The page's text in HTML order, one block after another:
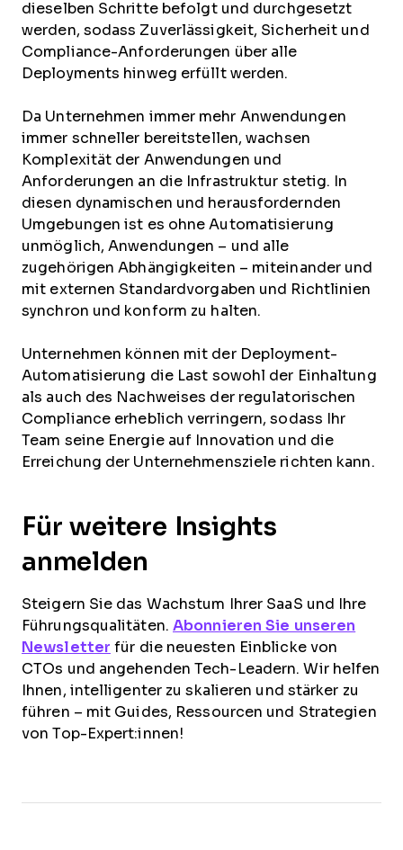
dieselben Schritte befolgt und durchgesetzt
werden, sodass Zuverlässigkeit, Sicherheit und
Compliance-Anforderungen über alle
Deployments hinweg erfüllt werden.
Da Unternehmen immer mehr Anwendungen
immer schneller bereitstellen, wachsen
Komplexität der Anwendungen und
Anforderungen an die Infrastruktur stetig. In
diesen dynamischen und herausfordernden
Umgebungen ist es ohne Automatisierung
unmöglich, Anwendungen – und alle
zugehörigen Abhängigkeiten – miteinander und
mit externen Standardvorgaben und Richtlinien
synchron und konform zu halten.
Unternehmen können mit der Deployment-
Automatisierung die Last sowohl der Einhaltung
als auch des Nachweises der regulatorischen
Compliance erheblich verringern, sodass Ihr
Team seine Energie auf Innovation und die
Erreichung der Unternehmensziele richten kann.
Für weitere Insights
anmelden
Steigern Sie das Wachstum Ihrer SaaS und Ihre
Führungsqualitäten. Abonnieren Sie unseren
Newsletter für die neuesten Einblicke von
CTOs und angehenden Tech-Leadern. Wir helfen
Ihnen, intelligenter zu skalieren und stärker zu
führen – mit Guides, Ressourcen und Strategien
von Top-Expert:innen!